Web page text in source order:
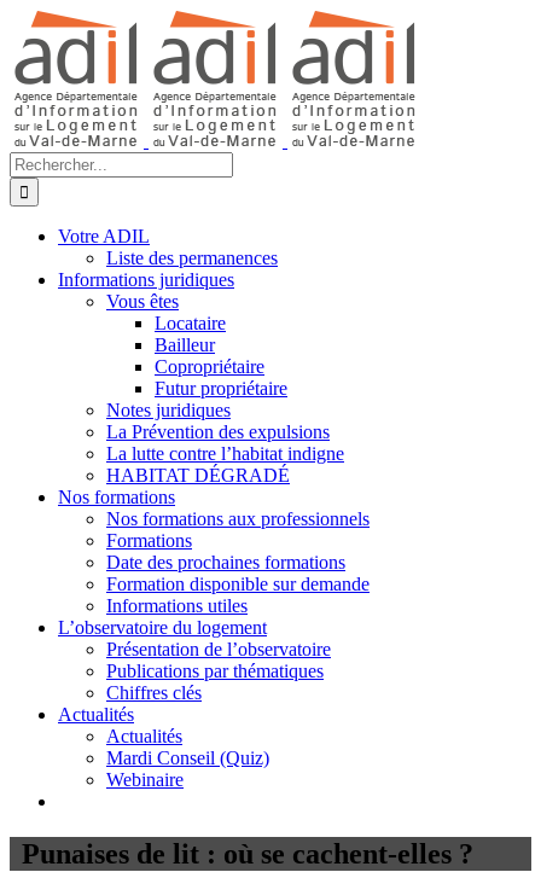
Passer
au
contenu
Rechercher:
Votre ADIL
Liste des permanences
Informations juridiques
Vous êtes
Locataire
Bailleur
Copropriétaire
Futur propriétaire
Notes juridiques
La Prévention des expulsions
La lutte contre l’habitat indigne
HABITAT DÉGRADÉ
Nos formations
Nos formations aux professionnels
Formations
Date des prochaines formations
Formation disponible sur demande
Informations utiles
L’observatoire du logement
Présentation de l’observatoire
Publications par thématiques
Chiffres clés
Actualités
Actualités
Mardi Conseil (Quiz)
Webinaire
Punaises de lit : où se cachent-elles ?